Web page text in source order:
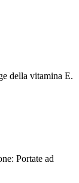
della vitamina E.
Portate ad